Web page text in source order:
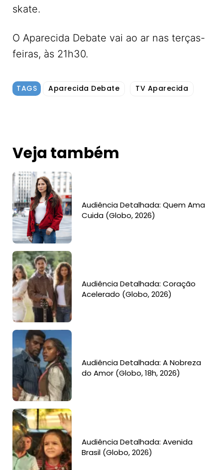
skate.
O Aparecida Debate vai ao ar nas terças-
feiras, às 21h30.
TAGS Aparecida Debate TV Aparecida
Veja também
Audiência Detalhada: Quem Ama
Cuida (Globo, 2026)
Audiência Detalhada: Coração
Acelerado (Globo, 2026)
Audiência Detalhada: A Nobreza
do Amor (Globo, 18h, 2026)
Audiência Detalhada: Avenida
Brasil (Globo, 2026)